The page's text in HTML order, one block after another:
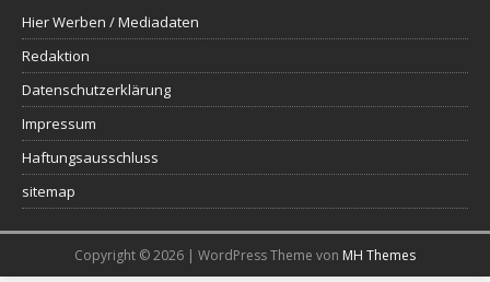
Hier Werben / Mediadaten
Redaktion
Datenschutzerklärung
Impressum
Haftungsausschluss
sitemap
Copyright © 2026 | WordPress Theme von MH Themes